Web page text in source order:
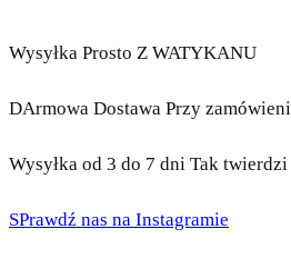
Wysyłka Prosto Z WATYKANU
DArmowa Dostawa Przy
Wysyłka od 3 do 7 dni Tak
SPrawdź nas na Instagramie